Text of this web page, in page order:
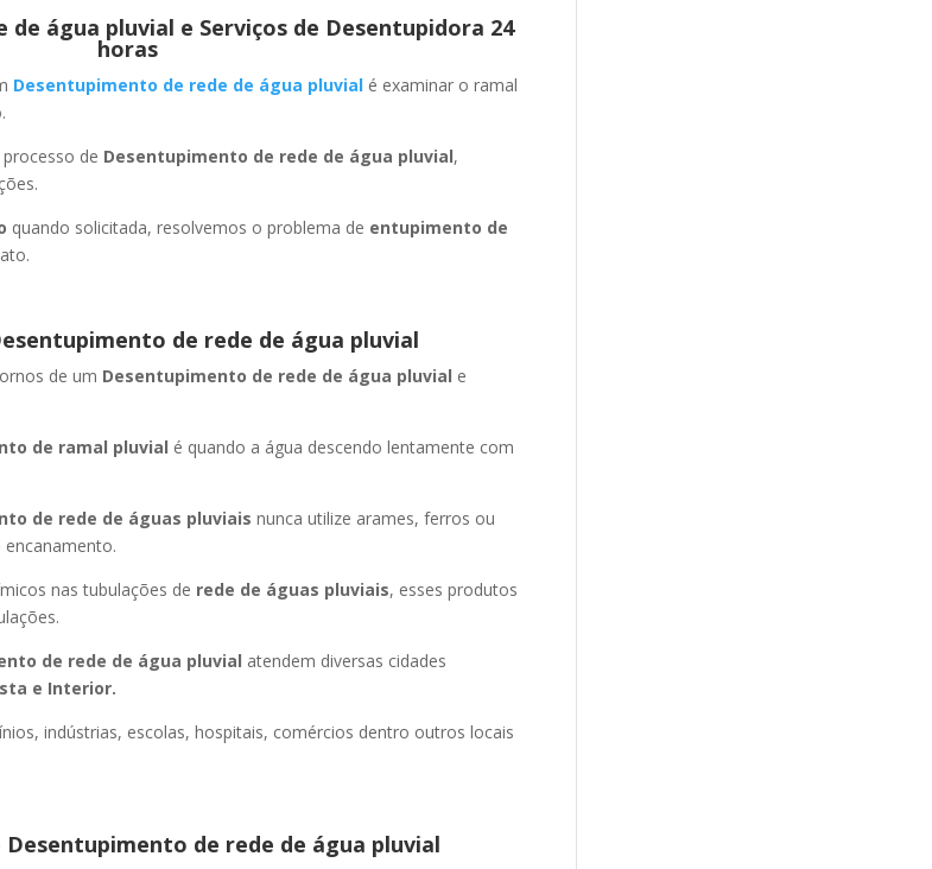
água pluvial e Serviços de Desentupidora 24
horas
Desentupimento de rede de água pluvialé examinar o ramal
de Desentupimento de rede de água pluvial,
quando solicitada, resolvemos o problema de entupimento de
de rede de água pluvial
de um Desentupimento de rede de água pluvial e
de ramal pluvial é quando a água descendo lentamente com
de rede de águas pluviais nunca utilize arames, ferros ou
nas tubulações de rede de águas pluviais, esses produtos
de rede de água pluvial atendem diversas cidades
e Interior.
indústrias, escolas, hospitais, comércios dentro outros locais
de rede de água pluvial